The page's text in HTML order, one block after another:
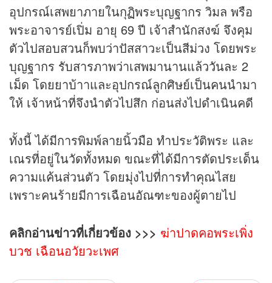
อุปกรณ์เสพยาภายในกุฏิพระบุญฐากร วิมล พรือ
พระอาจารย์เปิ่ม อายุ 69 ปี เจ้าสำนักสงฆ์ จึงคุม
ตัวไปสอบสวนก็พบว่าปัสสาวะเป็นสีม่วง โดยพระ
บุญฐากร รับสารภาพว่าเสพมานานแล้ววันละ 2
เม็ด โดยยาบ้าาและอุปกรณ์ลูกศิษย์เป็นคนนำมา
ให้ เจ้าหน้าที่จึงนำตัวไปสึก ก่อนส่งไปดำเนินคดี
ทั้งนี้ ได้มีการพิมพ์ลายนิ้วมือ ทำประวัติพระ และ
เณรที่อยู่ในวัดทั้งหมด ขณะที่ได้มีการตัดประเด็น
ความแค้นส่วนตัว โดยมุ่งไปที่การทำคุณไสย
เพราะคนร้ายมีการเฉือนอัณฑะของผู้ตายไป
คลิกอ่านข่าวที่เกี่ยวข้อง >>> ฆ่าปาดคอพระเพิ่ง
บวช เฉือนอวัยวะเพศ